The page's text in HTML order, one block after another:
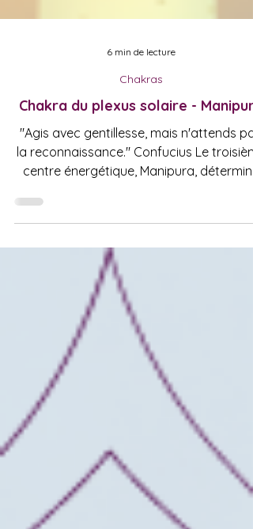
6 min de lecture
Chakras
Chakra du plexus solaire - Manipura
"Agis avec gentillesse, mais n'attends pas
centre énergétique, Manipura, détermine
notre...